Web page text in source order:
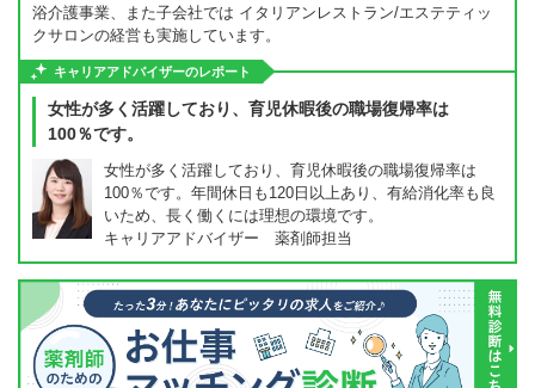
浴介護事業、また子会社では イタリアンレストラン/エステティッ
クサロンの経営も実施しています。
キャリアアドバイザーのレポート
女性が多く活躍しており、育児休暇後の職場復帰率は
100％です。
女性が多く活躍しており、育児休暇後の職場復帰率は
100％です。年間休日も120日以上あり、有給消化率も良
いため、長く働くには理想の環境です。
キャリアアドバイザー 薬剤師担当